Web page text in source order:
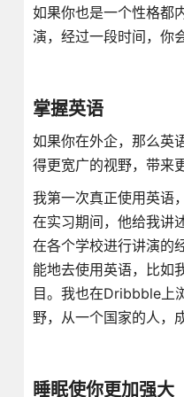
如果你也是一个性格都
演，经过一段时间，你
掌握英语
如果你在外企，那么英
得更宽广的视野，带来
我第一次真正使用英语
在实习期间，他给我讲
在各个学校进行讲演的
能地去使用英语，比如
目。我也在Dribbble上
野，从一个国家的人，
睡眠使你更加强大